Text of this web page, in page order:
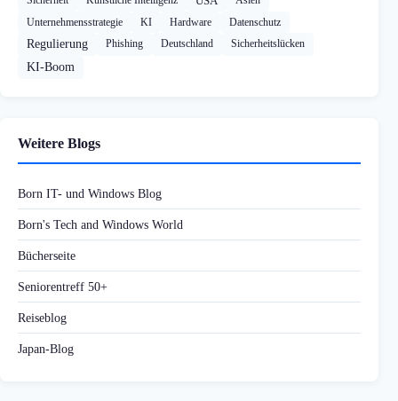
Unternehmensstrategie
KI Hardware Datenschutz
Regulierung Phishing Deutschland Sicherheitslücken
KI-Boom
Weitere Blogs
Born IT- und Windows Blog
Born's Tech and Windows World
Bücherseite
Seniorentreff 50+
Reiseblog
Japan-Blog